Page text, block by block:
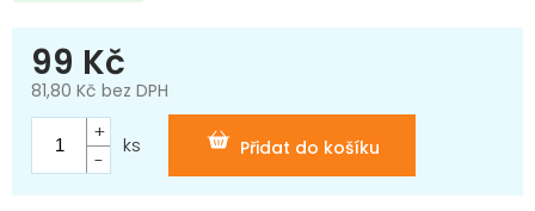
99 Kč
81,80 Kč bez DPH
Měrná
cena:
Přidat do košíku
ks